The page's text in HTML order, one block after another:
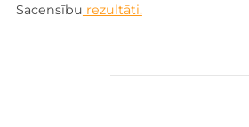
Sacensību rezultāti.